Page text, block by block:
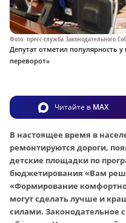
Фото: пресс-служба Законодательного
Депутат отметил популярность
переворот»
Читайте в MAX
В настоящее время в
ремонтируются дороги,
детские площадки по
бюджетирования «Вам
«Формирование
могут сделать лучше и
силами. Законодательное